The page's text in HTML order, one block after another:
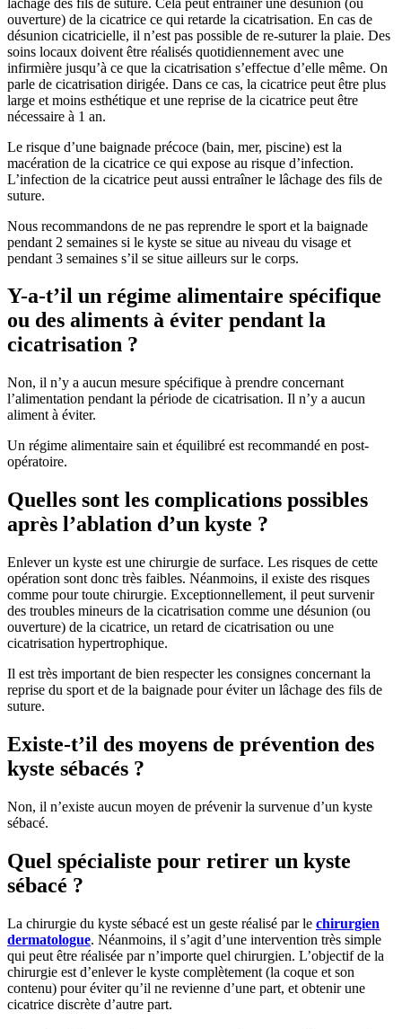
ouverture) de la cicatrice ce qui retarde la cicatrisation. En cas de
désunion cicatricielle, il n’est pas possible de re-suturer la plaie. Des
soins locaux doivent être réalisés quotidiennement avec une
infirmière jusqu’à ce que la cicatrisation s’effectue d’elle même. On
parle de cicatrisation dirigée. Dans ce cas, la cicatrice peut être plus
large et moins esthétique et une reprise de la cicatrice peut être
nécessaire à 1 an.
Le risque d’une baignade précoce (bain, mer, piscine) est la
macération de la cicatrice ce qui expose au risque d’infection.
L’infection de la cicatrice peut aussi entraîner le lâchage des fils de
suture.
Nous recommandons de ne pas reprendre le sport et la baignade
pendant 2 semaines si le kyste se situe au niveau du visage et
pendant 3 semaines s’il se situe ailleurs sur le corps.
Y-a-t’il un régime alimentaire spécifique
ou des aliments à éviter pendant la
cicatrisation ?
Non, il n’y a aucun mesure spécifique à prendre concernant
l’alimentation pendant la période de cicatrisation. Il n’y a aucun
aliment à éviter.
Un régime alimentaire sain et équilibré est recommandé en post-
opératoire.
Quelles sont les complications possibles
après l’ablation d’un kyste ?
Enlever un kyste est une chirurgie de surface. Les risques de cette
opération sont donc très faibles. Néanmoins, il existe des risques
comme pour toute chirurgie. Exceptionnellement, il peut survenir
des troubles mineurs de la cicatrisation comme une désunion (ou
ouverture) de la cicatrice, un retard de cicatrisation ou une
cicatrisation hypertrophique.
Il est très important de bien respecter les consignes concernant la
reprise du sport et de la baignade pour éviter un lâchage des fils de
suture.
Existe-t’il des moyens de prévention des
kyste sébacés ?
Non, il n’existe aucun moyen de prévenir la survenue d’un kyste
sébacé.
Quel spécialiste pour retirer un kyste
sébacé ?
La chirurgie du kyste sébacé est un geste réalisé par le chirurgien
dermatologue. Néanmoins, il s’agit d’une intervention très simple
qui peut être réalisée par n’importe quel chirurgien. L’objectif de la
chirurgie est d’enlever le kyste complètement (la coque et son
contenu) pour éviter qu’il ne revienne d’une part, et obtenir une
cicatrice discrète d’autre part.